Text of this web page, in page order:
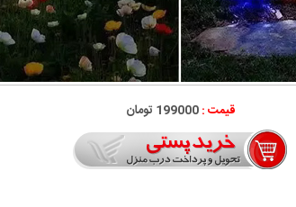
قیمت :199000 تومان